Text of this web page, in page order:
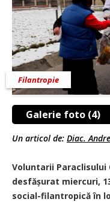
Galerie foto (4)
Filantropie
Un articol de: Diac.
Voluntarii
desfășurat miercuri,
social-filantropică în